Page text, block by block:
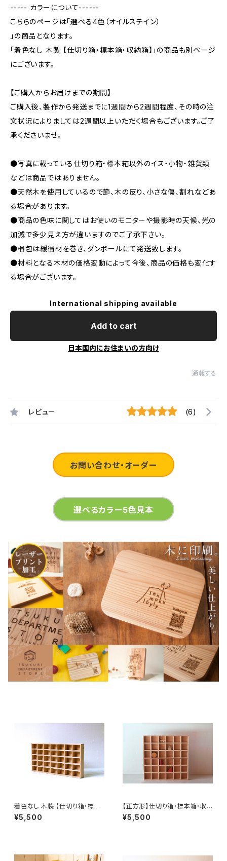
----- カラーについて------
こちらのページは「選べる4色（オイルステイン）
」の商品となります。
「着色なし 木製 【仕切り箱・標本箱・収納箱】」の商品も別ページ
にございます。
【ご購入からお届けまでの期間】
ご購入後、製作から発送までに1週間から2週間程度、その時の注
文状況によりましては2週間以上いただく場合もございます。ご了
承くださいませ。
●写真に載っている仕切り箱・標本箱以外のイス・小物・雑貨類
などは商品ではありません。
●天然木を使用しているので節、木の反り、小さな傷、割れなどあ
る場合があります。
●商品の色味に関してはお使いのモニターや撮影時の天候、光の
加減で多少見え方が違いますのでご了承下さい。
●梱包は緩衝材を巻き、ダンボールにて発送致します。
●材料となる木材の価格変動によって今後、商品の価格も変化す
る場合がございます。
International shipping available
Add to cart
日本国内にお住まいの方向け
通報する
レビュー (6)
お問い合わせ・オーダー
選べるカラー5色見本
着色なし 木製 【仕切り箱・標本
箱・収納箱】
¥5,500
【正方形】仕切り箱・標本箱・収
納箱
¥5,500